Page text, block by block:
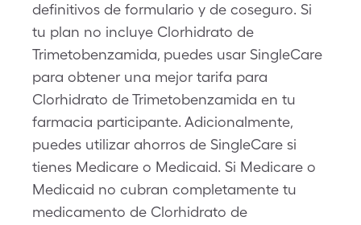
definitivos de formulario y de coseguro. Si
tu plan no incluye Clorhidrato de
Trimetobenzamida, puedes usar SingleCare
para obtener una mejor tarifa para
Clorhidrato de Trimetobenzamida en tu
farmacia participante. Adicionalmente,
puedes utilizar ahorros de SingleCare si
tienes Medicare o Medicaid. Si Medicare o
Medicaid no cubran completamente tu
medicamento de Clorhidrato de